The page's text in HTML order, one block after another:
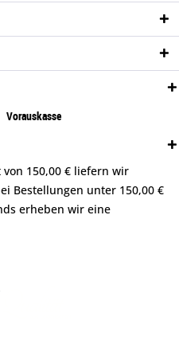
Vorauskasse
150,00 € liefern wir
Bestellungen unter 150,00 €
erheben wir eine